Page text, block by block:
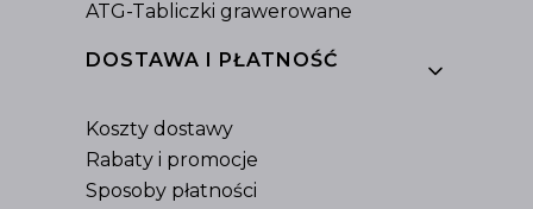
ATG-Tabliczki grawerowane
DOSTAWA I PŁATNOŚĆ
Koszty dostawy
Rabaty i promocje
Sposoby płatności